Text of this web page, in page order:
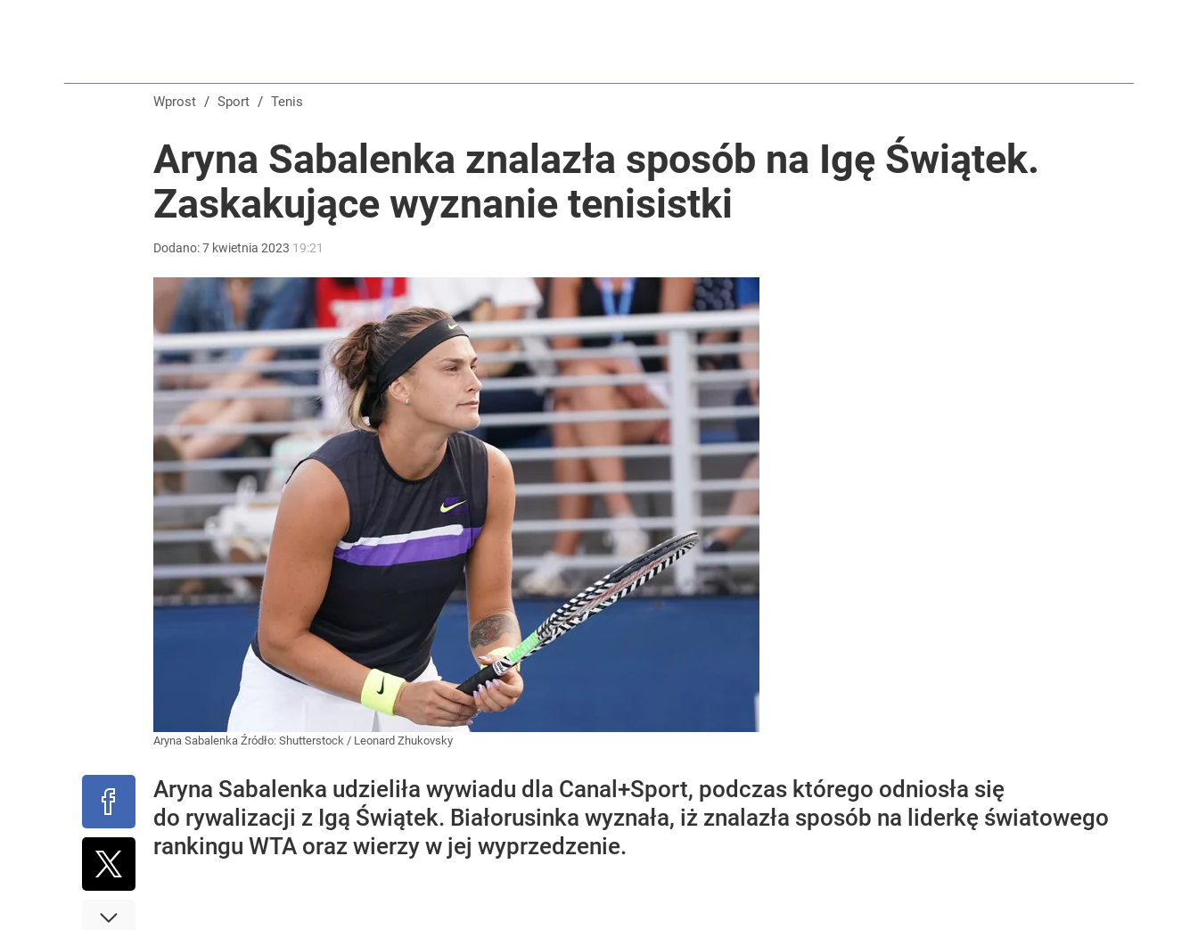
Wprost / Sport / Tenis
Aryna Sabalenka znalazła sposób na Igę Świątek.
Zaskakujące wyznanie tenisistki
Dodano:7 kwietnia 2023 19:21
Aryna Sabalenka Źródło: Shutterstock / Leonard Zhukovsky
Aryna Sabalenka udzieliła wywiadu dla Canal+Sport, podczas którego odniosła się
do rywalizacji z Igą Świątek. Białorusinka wyznała, iż znalazła sposób na liderkę światowego
rankingu WTA oraz wierzy w jej wyprzedzenie.